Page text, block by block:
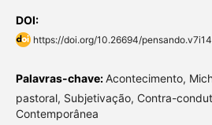
DOI:
https://doi.org/10.26694/
Palavras-chave:Acontecimento,
pastoral, Subjetivação, Contra-
Contemporânea